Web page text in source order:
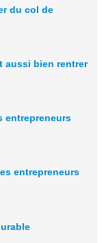
du col de
aussi bien rentrer
entrepreneurs
entrepreneurs